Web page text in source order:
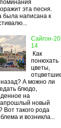
эта песня.
была написана к
Сайгон-20
14
Как
понюхать
цветы,
назад? А можно ли
блюдо,
на
новый
Вот такого рода
и возникла...